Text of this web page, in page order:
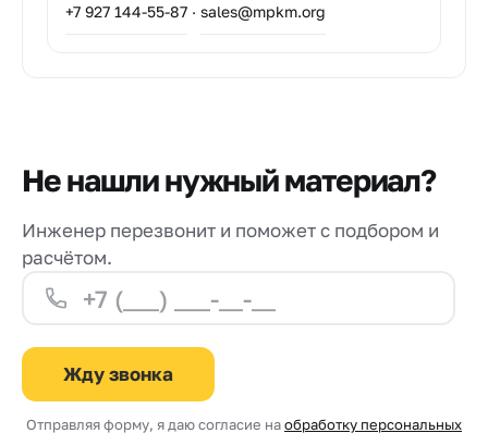
+7 927 144-55-87 · sales@mpkm.org
Не нашли нужный материал?
Инженер перезвонит и поможет с подбором и
расчётом.
Жду звонка
Отправляя форму, я даю согласие наобработку персональных